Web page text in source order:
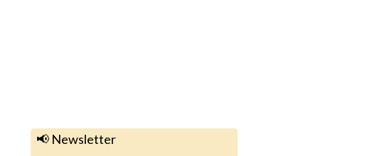
📢 Newsletter